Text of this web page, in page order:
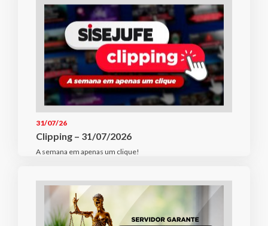
31/07/26
Clipping – 31/07/2026
A semana em apenas um clique!